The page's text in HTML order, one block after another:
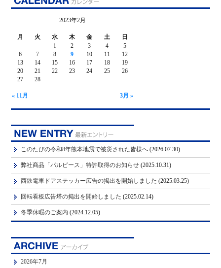
2023年2月
月 火 水 木 金 土 日
« 11月 3月 »
1 2 3 4
5
6
7 8 9 10 11
12
13
14 15 16 17 18
19
20
21 22 23 24 25
26
27
28
このたびの令和8年熊本地震で被災された皆様へ (2026.07.30)
弊社商品「パルピース」特許取得のお知らせ (2025.10.31)
西鉄電車ドアステッカー広告の掲出を開始しました (2025.03.25)
回転看板広告塔の掲出を開始しました (2025.02.14)
冬季休暇のご案内 (2024.12.05)
2026年7月